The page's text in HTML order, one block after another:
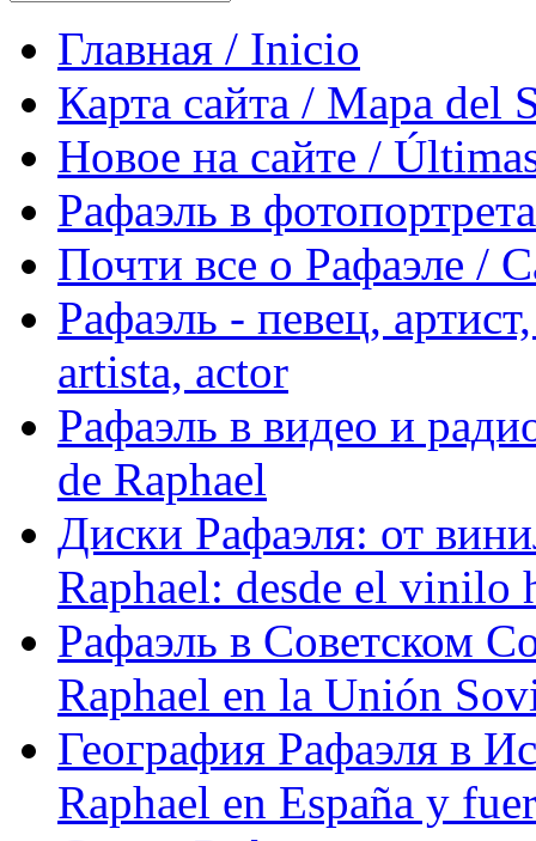
Главная / Inicio
Карта сайта / Mapa del
Новое на сайте /
Рафаэль в
Почти все о Рафаэле /
Рафаэль - певец,
artista, actor
Рафаэль в видео и
de Raphael
Диски Рафаэля: от
Raphael: desde el vinilo
Рафаэль в Советском
Raphael en la Unión
География Рафаэля в
Raphael en España y